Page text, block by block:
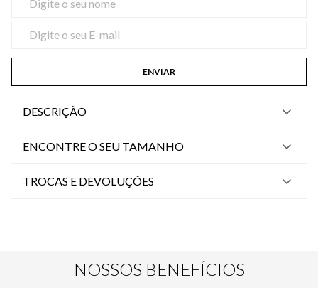
ENVIAR
DESCRIÇÃO
ENCONTRE O SEU TAMANHO
TROCAS E DEVOLUÇÕES
NOSSOS BENEFÍCIOS